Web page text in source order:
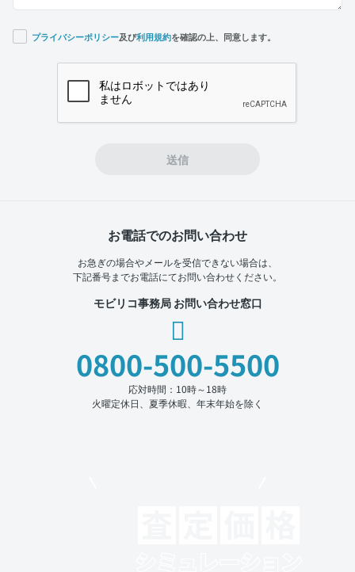
プライバシーポリシー及び利用規約を確認の上、同意します。
送信
お電話でのお問い合わせ
お急ぎの場合やメールを受信できない場合は、
下記番号までお電話にてお問い合わせください。
モビリコ事務局 お問い合わせ窓口
0800-500-5500
応対時間：10時～18時
火曜定休日、夏季休暇、年末年始を除く